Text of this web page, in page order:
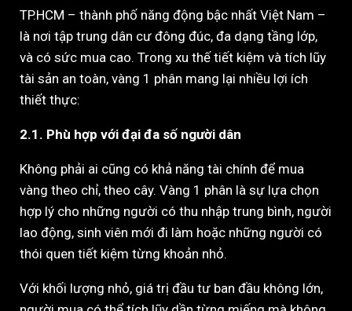
TP.HCM – thành phố năng động bậc nhất Việt Nam –
là nơi tập trung dân cư đông đúc, đa dạng tầng lớp,
và có sức mua cao. Trong xu thế tiết kiệm và tích lũy
tài sản an toàn, vàng 1 phân mang lại nhiều lợi ích
thiết thực:
2.1. Phù hợp với đại đa số người dân
Không phải ai cũng có khả năng tài chính để mua
vàng theo chỉ, theo cây. Vàng 1 phân là sự lựa chọn
hợp lý cho những người có thu nhập trung bình, người
lao động, sinh viên mới đi làm hoặc những người có
thói quen tiết kiệm từng khoản nhỏ.
Với khối lượng nhỏ, giá trị đầu tư ban đầu không lớn,